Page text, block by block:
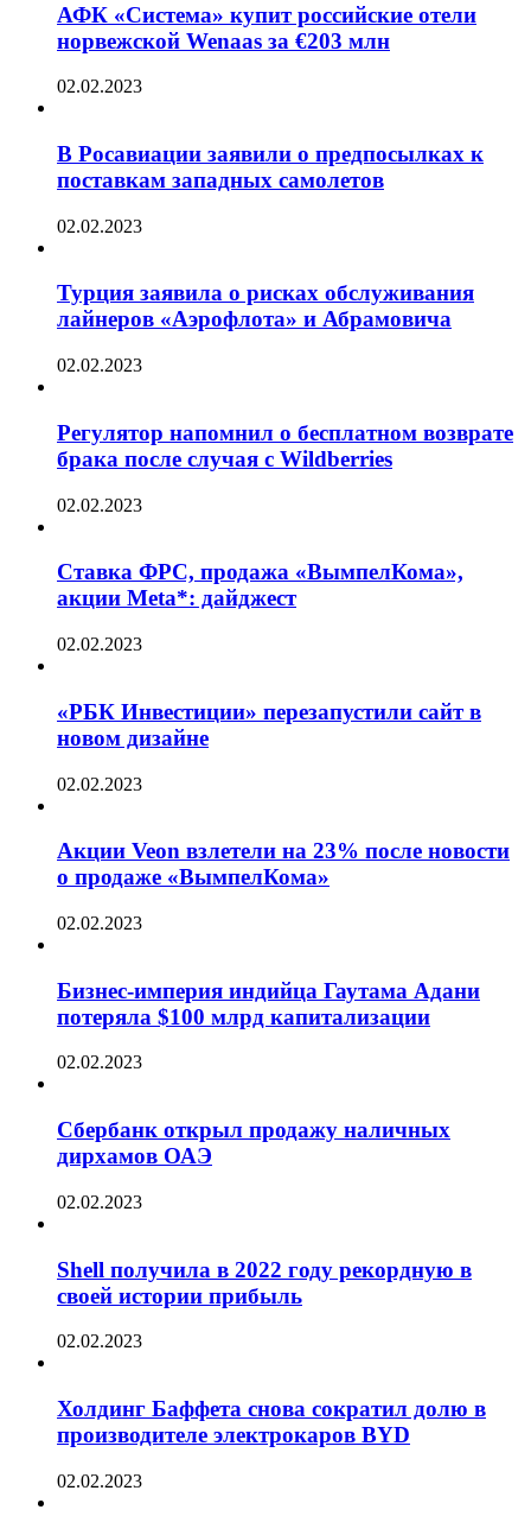
АФК «Система» купит российские отели
норвежской Wenaas за €203 млн
02.02.2023
В Росавиации заявили о предпосылках к
поставкам западных самолетов
02.02.2023
Турция заявила о рисках обслуживания
лайнеров «Аэрофлота» и Абрамовича
02.02.2023
Регулятор напомнил о бесплатном возврате
брака после случая с Wildberries
02.02.2023
Ставка ФРС, продажа «ВымпелКома»,
акции Meta*: дайджест
02.02.2023
«РБК Инвестиции» перезапустили сайт в
новом дизайне
02.02.2023
Акции Veon взлетели на 23% после новости
о продаже «ВымпелКома»
02.02.2023
Бизнес-империя индийца Гаутама Адани
потеряла $100 млрд капитализации
02.02.2023
Сбербанк открыл продажу наличных
дирхамов ОАЭ
02.02.2023
Shell получила в 2022 году рекордную в
своей истории прибыль
02.02.2023
Холдинг Баффета снова сократил долю в
производителе электрокаров BYD
02.02.2023